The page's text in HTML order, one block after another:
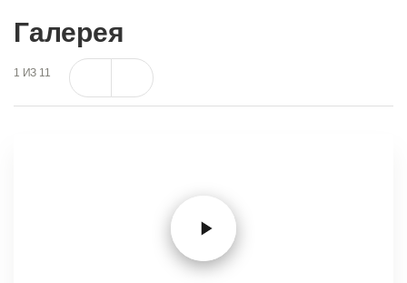
Галерея
1 ИЗ 11